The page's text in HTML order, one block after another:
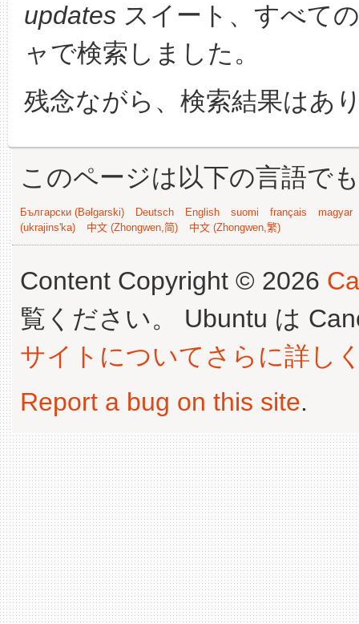
updates スイート、すべて
ャで検索しました。
残念ながら、検索結果はあ
このページは以下の言語で
Български (Bəlgarski) Deutsch English suomi français
magyar
(ukrajins'ka)
中文 (Zhongwen,简) 中文 (Zhongwen,繁)
Content Copyright © 2026
覧ください。 Ubuntu は
サイトについてさらに詳し
Report a bug on this site.